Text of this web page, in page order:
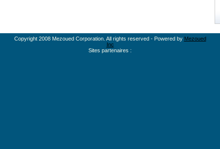
Copyright 2008 Mezoued Corporation. All rights reserved - Powered by Mezoued
Inc
Sites partenaires :